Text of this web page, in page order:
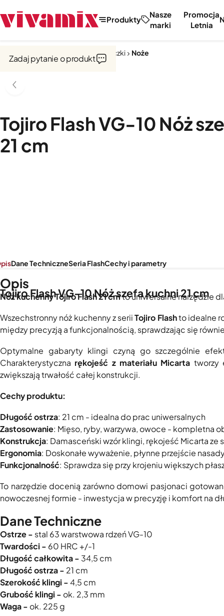
Produkty
Nasze
marki
Promocja
Letnia
Noże, tarki, obieraczki Noże
Tojiro Flash VG-10 Nóż
21 cm
Zadaj pytanie o produkt
Tojiro Flash VG-10 Nóż szefa kuchni 21 cm
Dane TechniczneSeria FlashCechy i parametry
Opis
Nóż kuchenny Tojiro Flash 21 cmto uniwersalne narzędzie
Wszechstronny nóż kuchenny z seriiTojiro Flashto idealne
między precyzją a funkcjonalnością, sprawdzając się
Optymalne gabaryty klingi czyną go szczególnie
Charakterystyczna rękojeść z materiału Micarta tworzy
zwiększają trwałość całej konstrukcji.
Cechy produktu:
Długość ostrza: 21 cm - idealna do prac uniwersalnych
Zastosowanie: Mięso, ryby, warzywa, owoce - kompletna
Konstrukcja: Damasceński wzór klingi, rękojeść Micarta
Ergonomia: Doskonałe wyważenie, płynne przejście
Funkcjonalność: Sprawdza się przy krojeniu większych
To narzędzie docenią zarówno domowi pasjonaci
nowoczesnej formie - inwestycja w precyzję i komfort na
Dane Techniczne
Ostrze - stal 63 warstwowa rdzeń VG-10
Twardości - 60 HRC +/-1
Długość całkowita - 34,5 cm
Długość ostrza - 21 cm
Szerokość klingi -4,5 cm
Grubość klingi - ok. 2,3 mm
Waga - ok. 225 g